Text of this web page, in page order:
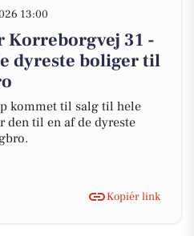
13:00
Korreborgvej 31 -
dyreste boliger til
kommet til salg til hele
den til en af de dyreste
Kopiér link